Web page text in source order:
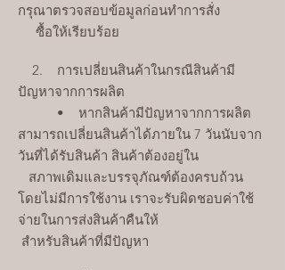
กรุณาตรวจสอบข้อมูลก่อนทำการสั่ง
ซื้อให้เรียบร้อย
2. การเปลี่ยนสินค้าในกรณีสินค้ามี
ปัญหาจากการผลิต
• หากสินค้ามีปัญหาจากการผลิต
สามารถเปลี่ยนสินค้าได้ภายใน 7 วันนับจาก
วันที่ได้รับสินค้า สินค้าต้องอยู่ใน
สภาพเดิมและบรรจุภัณฑ์ต้องครบถ้วน
โดยไม่มีการใช้งาน เราจะรับผิดชอบค่าใช้
จ่ายในการส่งสินค้าคืนให้
สำหรับสินค้าที่มีปัญหา